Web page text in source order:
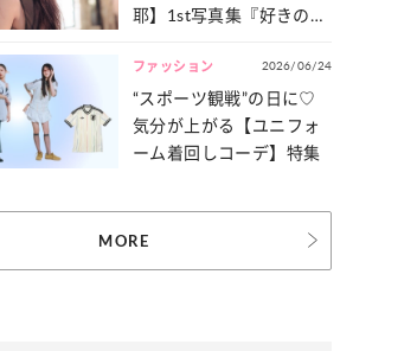
耶】1st写真集『好きのグ
たっぷりとお届け！
ファッション 2026/06/24
“スポーツ観戦”の日に♡
気分が上がる【ユニフォ
ーム着回しコーデ】特集
MORE